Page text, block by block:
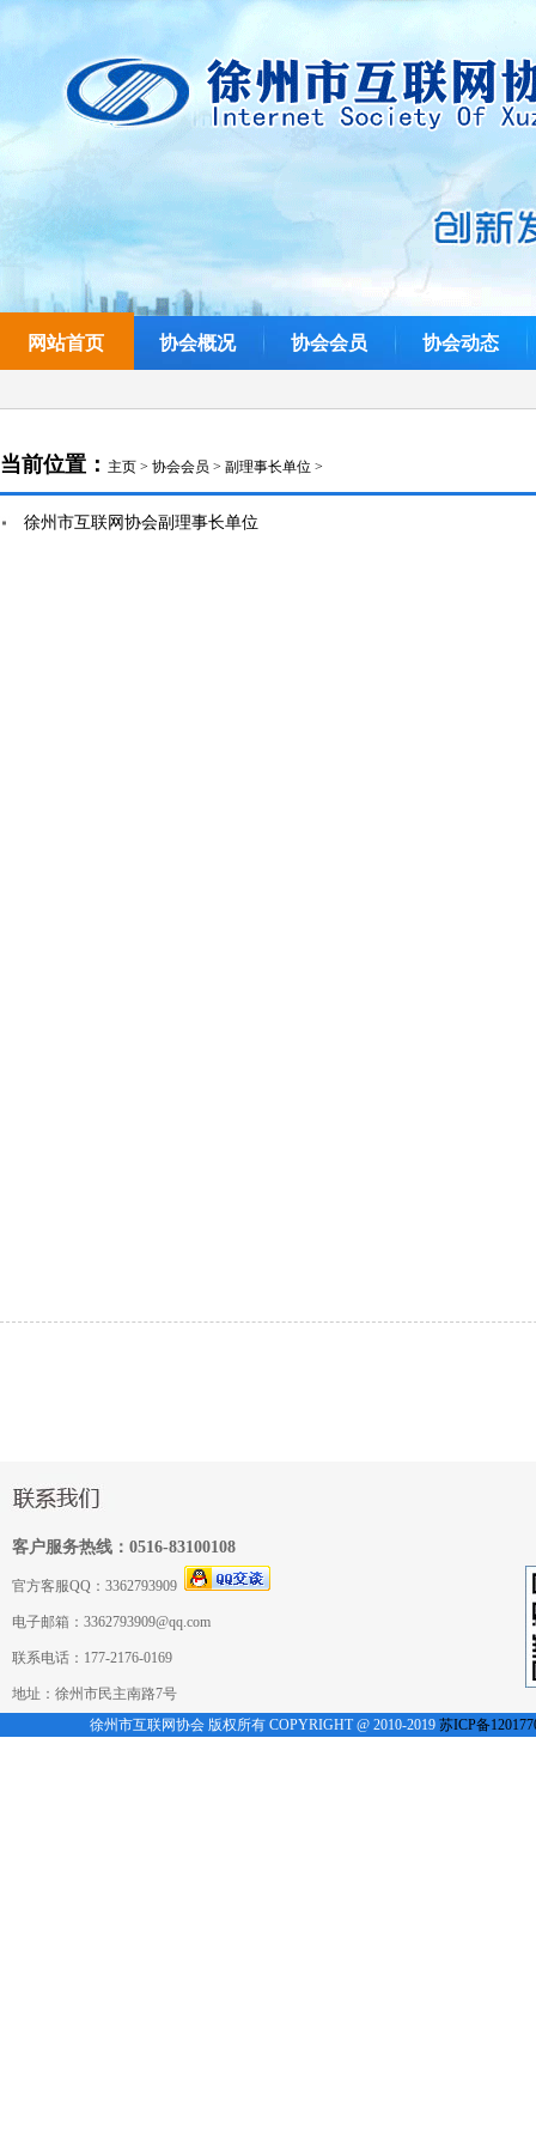
网站首页 协会概况 协会会员 协会动态
当前位置： 主页 > 协会会员 > 副理事长单位 >
徐州市互联网协会副理事长单位
客户服务热线：0516-83100108
官方客服QQ：3362793909
电子邮箱：3362793909@qq.com
联系电话：177-2176-0169
地址：徐州市民主南路7号
徐州市互联网协会 版权所有 COPYRIGHT @ 2010-2019苏ICP备